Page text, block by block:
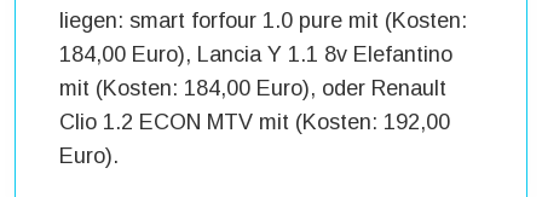
liegen: smart forfour 1.0 pure mit (Kosten:
184,00 Euro), Lancia Y 1.1 8v Elefantino
mit (Kosten: 184,00 Euro), oder Renault
Clio 1.2 ECON MTV mit (Kosten: 192,00
Euro).